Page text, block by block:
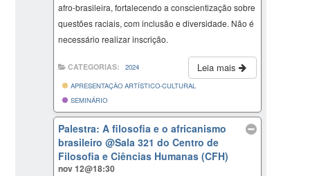
afro-brasileira, fortalecendo a conscientização sobre
questões raciais, com inclusão e diversidade. Não é
necessário realizar inscrição.
Leia mais
CATEGORIAS:
2024
APRESENTAÇÃO ARTÍSTICO-CULTURAL
SEMINÁRIO
Palestra: A filosofia e o africanismo
brasileiro@Sala 321 do Centro de
Filosofia e Ciências Humanas (CFH)
nov 12@18:30